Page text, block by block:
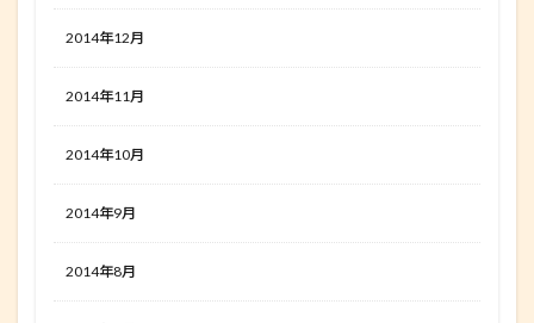
2014年12月
2014年11月
2014年10月
2014年9月
2014年8月